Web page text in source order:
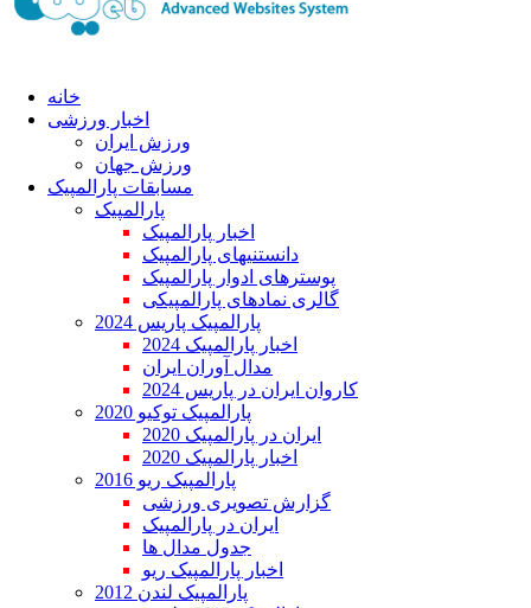
خانه
اخبار ورزشی
ورزش ایران
ورزش جهان
مسابقات پارالمپیک
پارالمپیک
اخبار پارالمپیک
دانستنیهای پارالمپیک
پوسترهای ادوار پارالمپیک
گالری نمادهای پارالمپیکی
پارالمپیک پاریس 2024
اخبار پارالمپیک 2024
مدال آوران ایران
کاروان ایران در پاریس 2024
پارالمپیک توکیو 2020
ایران در پارالمپیک 2020
اخبار پارالمپیک 2020
پارالمپیک ریو 2016
گزارش تصویری ورزشی
ایران در پارالمپیک
جدول مدال ها
اخبار پارالمپیک ریو
پارالمپیک لندن 2012